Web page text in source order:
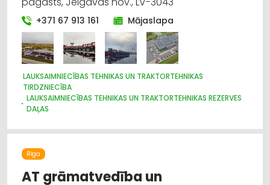
+371 67 913 161 Mājaslapa
LAUKSAIMNIECĪBAS TEHNIKAS UN TRAKTORTEHNIKAS
TIRDZNIECĪBA
LAUKSAIMNIECĪBAS TEHNIKAS UN TRAKTORTEHNIKAS REZERVES
DAĻAS
LABOŠANA, REMONTS
LAUKSAIMNIECĪBAS PAKALPOJUMI
Rīga
AT grāmatvedība un